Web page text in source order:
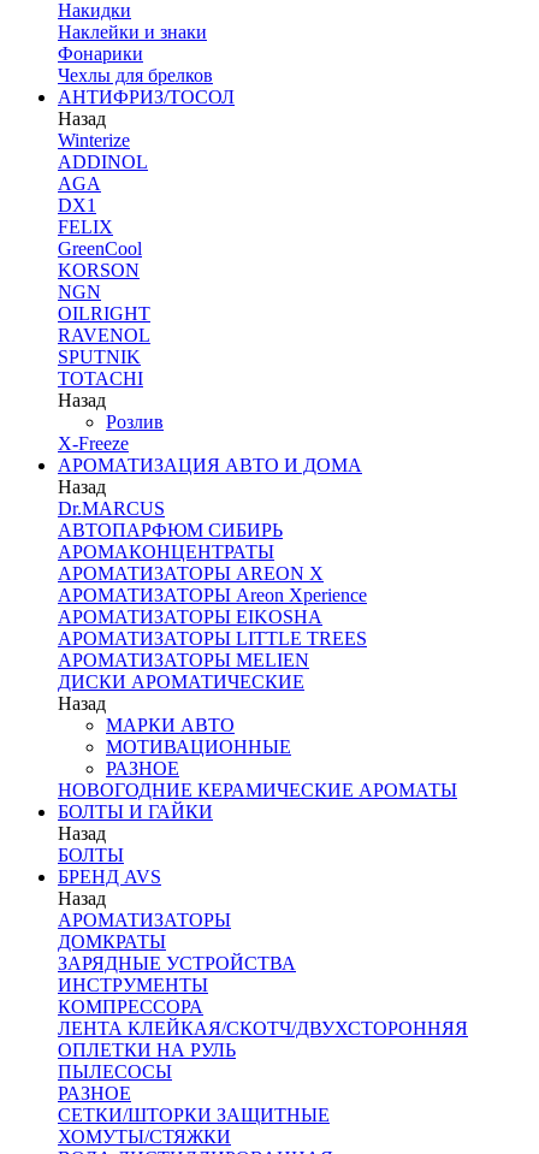
Накидки
Наклейки и знаки
Фонарики
Чехлы для брелков
АНТИФРИЗ/ТОСОЛ
Назад
Winterize
ADDINOL
AGA
DX1
FELIX
GreenCool
KORSON
NGN
OILRIGHT
RAVENOL
SPUTNIK
TOTACHI
Назад
Розлив
X-Freeze
АРОМАТИЗАЦИЯ АВТО И ДОМА
Назад
Dr.MARCUS
АВТОПАРФЮМ СИБИРЬ
АРОМАКОНЦЕНТРАТЫ
АРОМАТИЗАТОРЫ AREON X
АРОМАТИЗАТОРЫ Areon Xperience
АРОМАТИЗАТОРЫ EIKOSHA
АРОМАТИЗАТОРЫ LITTLE TREES
АРОМАТИЗАТОРЫ MELIEN
ДИСКИ АРОМАТИЧЕСКИЕ
Назад
МАРКИ АВТО
МОТИВАЦИОННЫЕ
РАЗНОЕ
НОВОГОДНИЕ КЕРАМИЧЕСКИЕ АРОМАТЫ
БОЛТЫ И ГАЙКИ
Назад
БОЛТЫ
БРЕНД AVS
Назад
АРОМАТИЗАТОРЫ
ДОМКРАТЫ
ЗАРЯДНЫЕ УСТРОЙСТВА
ИНСТРУМЕНТЫ
КОМПРЕССОРА
ЛЕНТА КЛЕЙКАЯ/СКОТЧ/ДВУХСТОРОННЯЯ
ОПЛЕТКИ НА РУЛЬ
ПЫЛЕСОСЫ
РАЗНОЕ
СЕТКИ/ШТОРКИ ЗАЩИТНЫЕ
ХОМУТЫ/СТЯЖКИ